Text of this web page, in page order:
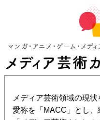
メディア芸術領域の現
愛称を「MACC」とし、